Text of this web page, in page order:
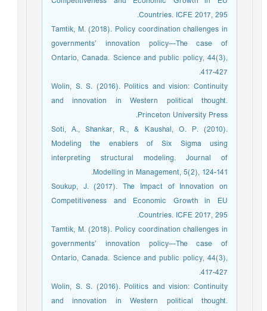
Countries. ICFE 2017, 295.‏
Tamtik, M. (2018). Policy coordination challenges in
governments’ innovation policy—The case of
Ontario, Canada. Science and public policy, 44(3),
417-427.
Wolin, S. S. (2016). Politics and vision: Continuity
and innovation in Western political thought.
Princeton University Press.‏
Soti, A., Shankar, R., & Kaushal, O. P. (2010).
Modeling the enablers of Six Sigma using
interpreting structural modeling. Journal of
Modelling in Management, 5(2), 124-141.‏
Soukup, J. (2017). The Impact of Innovation on
Competitiveness and Economic Growth in EU
Countries. ICFE 2017, 295.‏
Tamtik, M. (2018). Policy coordination challenges in
governments’ innovation policy—The case of
Ontario, Canada. Science and public policy, 44(3),
417-427.
Wolin, S. S. (2016). Politics and vision: Continuity
and innovation in Western political thought.